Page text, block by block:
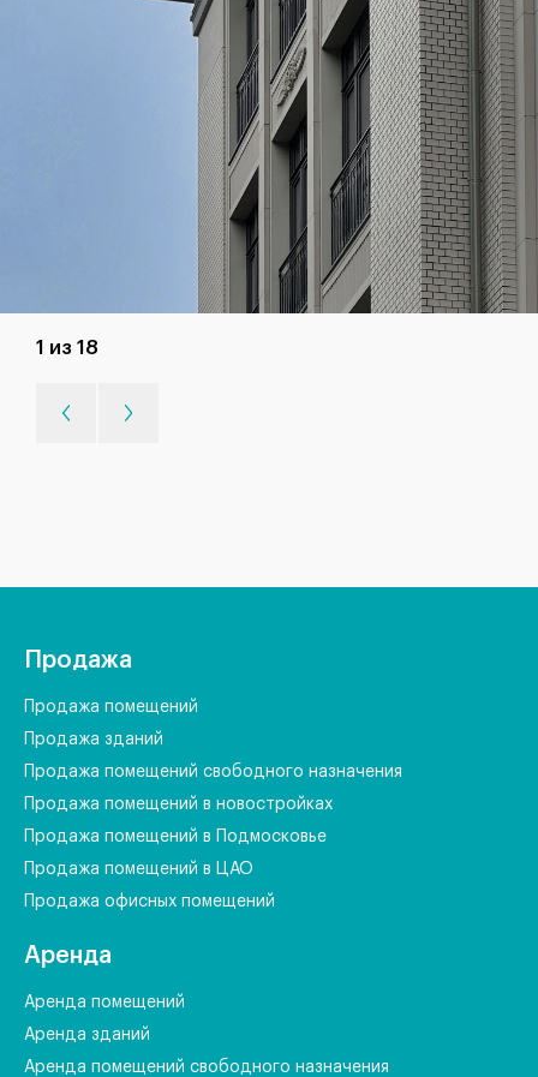
1 из 18
Продажа
Продажа помещений
Продажа зданий
Продажа помещений свободного назначения
Продажа помещений в новостройках
Продажа помещений в Подмосковье
Продажа помещений в ЦАО
Продажа офисных помещений
Аренда
Аренда помещений
Аренда зданий
Аренда помещений свободного назначения